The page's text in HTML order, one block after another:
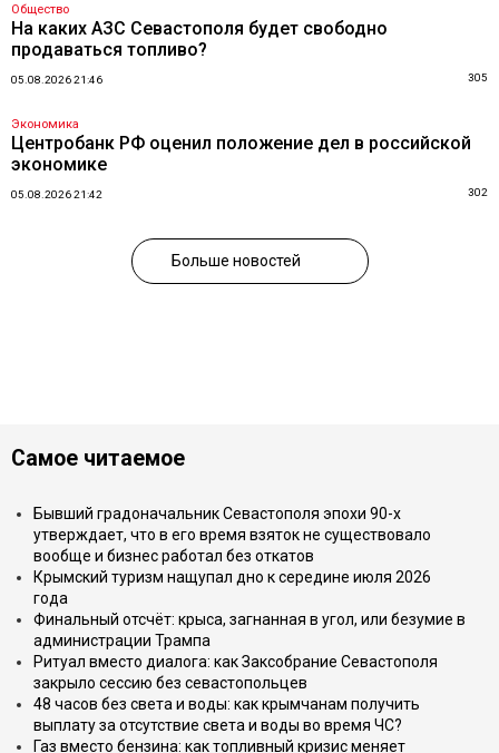
Общество
На каких АЗС Севастополя будет свободно
продаваться топливо?
05.08.2026 21:46 305
Экономика
Центробанк РФ оценил положение дел в российской
экономике
05.08.2026 21:42 302
Больше новостей
Самое читаемое
Бывший градоначальник Севастополя эпохи 90-х
утверждает, что в его время взяток не существовало
вообще и бизнес работал без откатов
Крымский туризм нащупал дно к середине июля 2026
года
Финальный отсчёт: крыса, загнанная в угол, или безумие в
администрации Трампа
Ритуал вместо диалога: как Заксобрание Севастополя
закрыло сессию без севастопольцев
48 часов без света и воды: как крымчанам получить
выплату за отсутствие света и воды во время ЧС?
Газ вместо бензина: как топливный кризис меняет